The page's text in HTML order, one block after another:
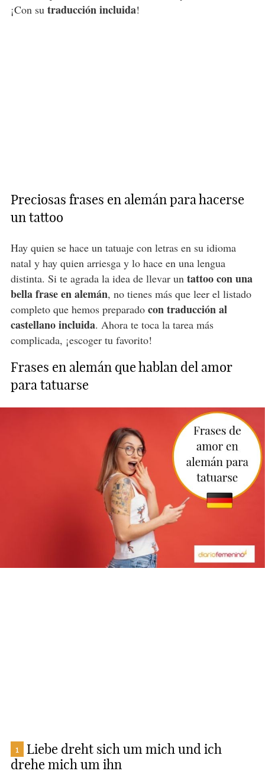
¡Con su traducción incluida!
Preciosas frases en alemán para hacerse
un tattoo
Hay quien se hace un tatuaje con letras en su idioma
natal y hay quien arriesga y lo hace en una lengua
distinta. Si te agrada la idea de llevar un tattoo con una
bella frase en alemán, no tienes más que leer el listado
completo que hemos preparado con traducción al
castellano incluida. Ahora te toca la tarea más
complicada, ¡escoger tu favorito!
Frases en alemán que hablan del amor
para tatuarse
1
Liebe dreht sich um mich und ich
drehe mich um ihn